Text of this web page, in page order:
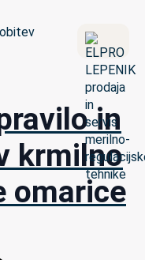
in
krmilno
omarice